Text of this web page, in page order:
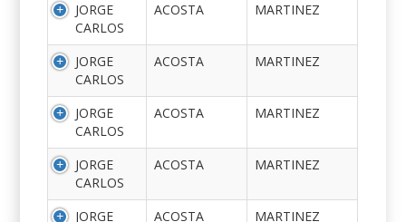
JORGE
CARLOS
ACOSTA MARTINEZ
JORGE
CARLOS
ACOSTA MARTINEZ
JORGE
CARLOS
ACOSTA MARTINEZ
JORGE
CARLOS
ACOSTA MARTINEZ
JORGE
ACOSTA MARTINEZ